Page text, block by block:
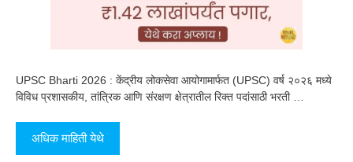
UPSC Bharti 2026 : केंद्रीय लोकसेवा आयोगामार्फत (UPSC) वर्ष २०२६ मध्ये
विविध प्रशासकीय, तांत्रिक आणि संरक्षण क्षेत्रातील रिक्त पदांसाठी भरती …
अधिक माहिती येथे